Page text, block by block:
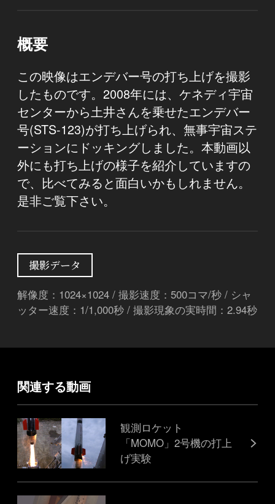
概要
この映像はエンデバー号の打ち上げを撮影
したものです。2008年には、ケネディ宇宙
センターから土井さんを乗せたエンデバー
号(STS-123)が打ち上げられ、無事宇宙ステ
ーションにドッキングしました。本動画以
外にも打ち上げの様子を紹介していますの
で、比べてみると面白いかもしれません。
是非ご覧下さい。
撮影データ
解像度：1024×1024 / 撮影速度：500コマ/秒 / シャ
ッター速度：1/1,000秒 / 撮影現象の実時間：2.94秒
関連する動画
観測ロケット
「MOMO」2号機の打上
げ実験